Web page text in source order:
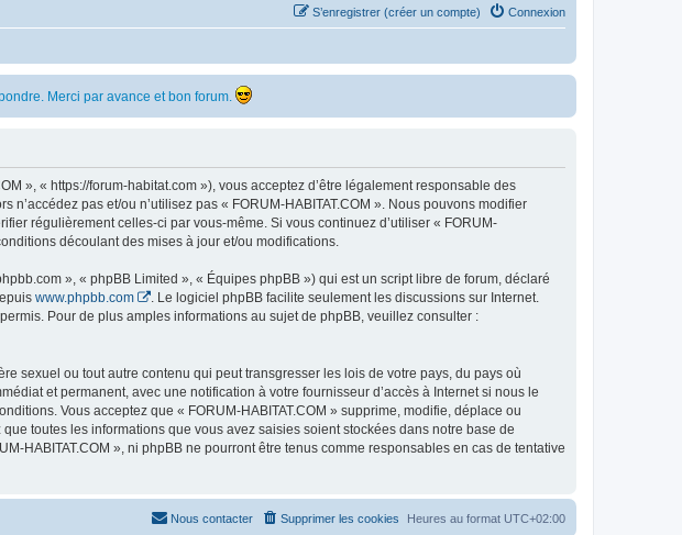
Connexion
S’enregistrer (créer un compte)
Merci par avance et bon forum.
», « https://forum-habitat.com »), vous acceptez d’être légalement responsable des
pas et/ou n’utilisez pas « FORUM-HABITAT.COM ». Nous pouvons modifier
régulièrement celles-ci par vous-même. Si vous continuez d’utiliser « FORUM-
découlant des mises à jour et/ou modifications.
», « phpBB Limited », « Équipes phpBB ») qui est un script libre de forum, déclaré
www.phpbb.com
. Le logiciel phpBB facilite seulement les discussions sur Internet.
Pour de plus amples informations au sujet de phpBB, veuillez consulter :
sexuel ou tout autre contenu qui peut transgresser les lois de votre pays, du pays où
et permanent, avec une notification à votre fournisseur d’accès à Internet si nous le
Vous acceptez que « FORUM-HABITAT.COM » supprime, modifie, déplace ou
toutes les informations que vous avez saisies soient stockées dans notre base de
HABITAT.COM », ni phpBB ne pourront être tenus comme responsables en cas de tentative
Heures au format UTC+02:00
Supprimer les cookies
Nous contacter